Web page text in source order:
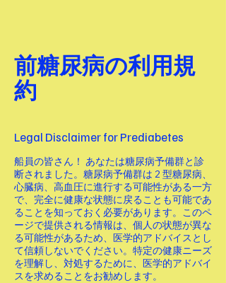
前糖尿病の利用規
約
Legal Disclaimer for Prediabetes
船員の皆さん！ あなたは糖尿病予備群と診
断されました。糖尿病予備群は 2 型糖尿病、
心臓病、高血圧に進行する可能性がある一方
で、完全に健康な状態に戻ることも可能であ
ることを知っておく必要があります。このペ
ージで提供される情報は、個人の状態が異な
る可能性があるため、医学的アドバイスとし
て信頼しないでください。特定の健康ニーズ
を理解し、対処するために、医学的アドバイ
スを求めることをお勧めします。